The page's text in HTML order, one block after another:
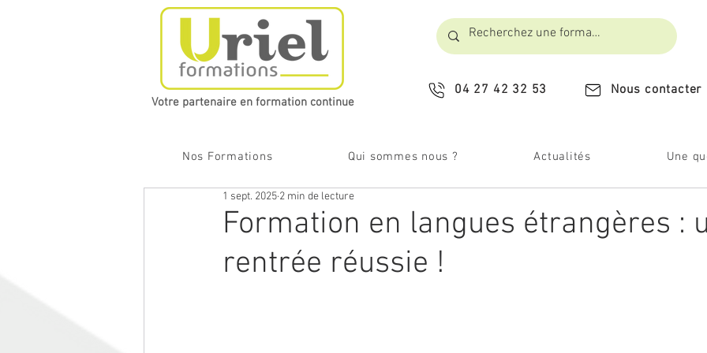
Votre partenaire en formation continue​​
04 27 42 32 53 Nous contacter
Nos Formations Qui sommes nous ? Actualités Une
Formation en langues étrangères :
rentrée réussie !
1 sept. 2025 2 min de lecture